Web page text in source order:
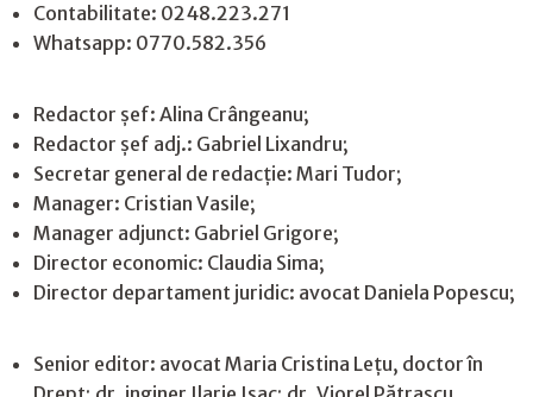
Contabilitate: 0248.223.271
Whatsapp: 0770.582.356
Redactor șef: Alina Crângeanu;
Redactor șef adj.: Gabriel Lixandru;
Secretar general de redacție: Mari Tudor;
Manager: Cristian Vasile;
Manager adjunct: Gabriel Grigore;
Director economic: Claudia Sima;
Director departament juridic: avocat Daniela Popescu;
Senior editor: avocat Maria Cristina Leţu, doctor în